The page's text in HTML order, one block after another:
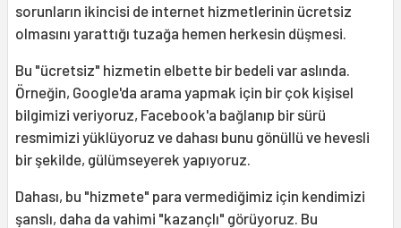
sorunların ikincisi de internet hizmetlerinin ücretsiz
olmasını yarattığı tuzağa hemen herkesin düşmesi.
Bu "ücretsiz" hizmetin elbette bir bedeli var aslında.
Örneğin, Google'da arama yapmak için bir çok kişisel
bilgimizi veriyoruz, Facebook'a bağlanıp bir sürü
resmimizi yüklüyoruz ve dahası bunu gönüllü ve hevesli
bir şekilde, gülümseyerek yapıyoruz.
Dahası, bu "hizmete" para vermediğimiz için kendimizi
şanslı, daha da vahimi "kazançlı" görüyoruz. Bu